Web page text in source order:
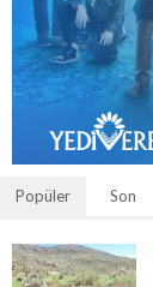
Popüler Son